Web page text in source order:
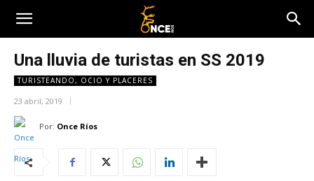
Una lluvia de turistas en SS 2019
TURISTEANDO, OCIO Y PLACERES
23 abril, 2019
Por: Once Ríos